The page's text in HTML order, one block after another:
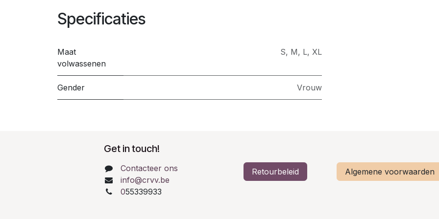
Specificaties
Maat
volwassenen
S, M, L, XL
Gender Vrouw
Get in touch!
Contacteer ons
info@crvv.be
055339933
Retourbeleid Algemene voorwaarden